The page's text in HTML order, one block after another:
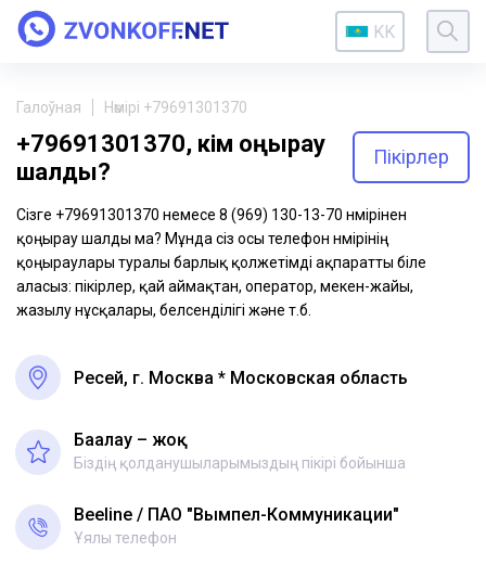
KK
Галоўная Нөмірі +79691301370
+79691301370, кім қоңырау
шалды?
Пікірлер
Сізге +79691301370 немесе 8 (969) 130-13-70 нөмірінен
қоңырау шалды ма? Мұнда сіз осы телефон нөмірінің
қоңыраулары туралы барлық қолжетімді ақпаратты біле
аласыз: пікірлер, қай аймақтан, оператор, мекен-жайы,
жазылу нұсқалары, белсенділігі және т.б.
Ресей, г. Москва * Московская область
Бағалау – жоқ
Біздің қолданушыларымыздың пікірі бойынша
Beeline ПАО "Вымпел-Коммуникации"
Ұялы телефон